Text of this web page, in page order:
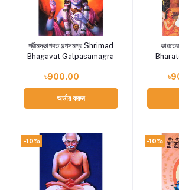
Add to cart
শ্রীমদ্ভাগবত গল্পসমগ্র Shrimad
Bhagavat Galpasamagra
৳900.00
অর্ডার করুন
-10% -10%